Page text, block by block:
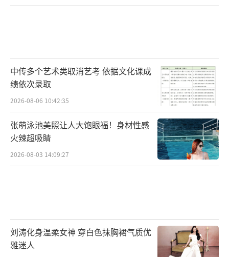
中传多个艺术类取消艺考 依据文化课成
绩依次录取
2026-08-06 10:42:35
张萌泳池美照让人大饱眼福！身材性感
火辣超吸睛
2026-08-03 14:09:27
刘涛化身温柔女神 穿白色抹胸裙气质优
雅迷人